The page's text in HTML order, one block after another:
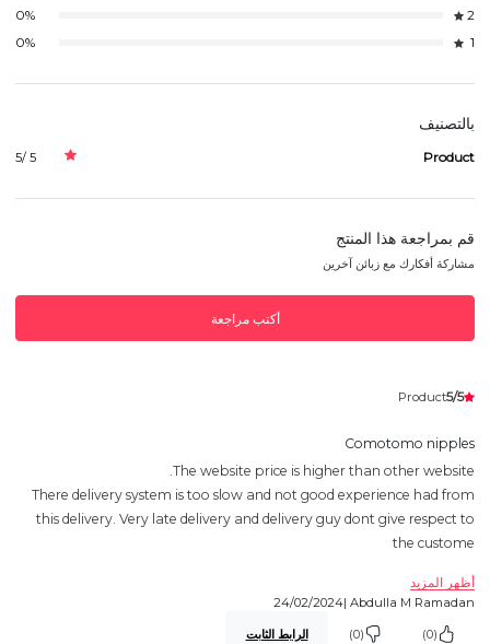
2
0%
1
0%
بالتصنيف
Product
5 /5
قم بمراجعة هذا المنتج
مشاركة أفكارك مع زبائن آخرين
أكتب مراجعة
5/5
Product
Comotomo nipples
The website price is higher than other website.
There delivery system is too slow and not good experience had from
this delivery. Very late delivery and delivery guy dont give respect to
the custome
أظهر المزيد
Abdulla M Ramadan |
24/02/2024
(0)
(0) الرابط الثابت